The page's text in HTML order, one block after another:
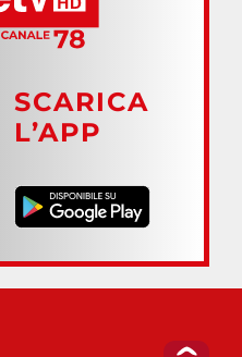
SCARICA
L’APP